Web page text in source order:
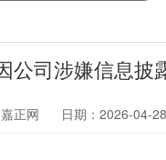
公司涉嫌信息
正网 日期：2026-04-